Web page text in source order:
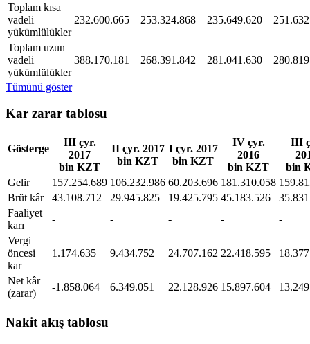
Toplam kısa
vadeli
yükümlülükler
232.600.665 253.324.868 235.649.620
Toplam uzun
vadeli
yükümlülükler
388.170.181 268.391.842 281.041.630
Tümünü göster
Kar zarar tablosu
Gösterge
III çyr.
2017
bin KZT
II çyr. 2017
bin KZT
I çyr. 2017
bin KZT
IV çyr.
2016
bin KZT
III
bin
Gelir
157.254.689 106.232.986 60.203.696 181.310.058
Brüt kâr
43.108.712 29.945.825 19.425.795 45.183.526
Faaliyet
karı
- - - -
-
Vergi
öncesi
kar
1.174.635 9.434.752 24.707.162 22.418.595
Net kâr
(zarar)
-1.858.064 6.349.051 22.128.926 15.897.604
Nakit akış tablosu